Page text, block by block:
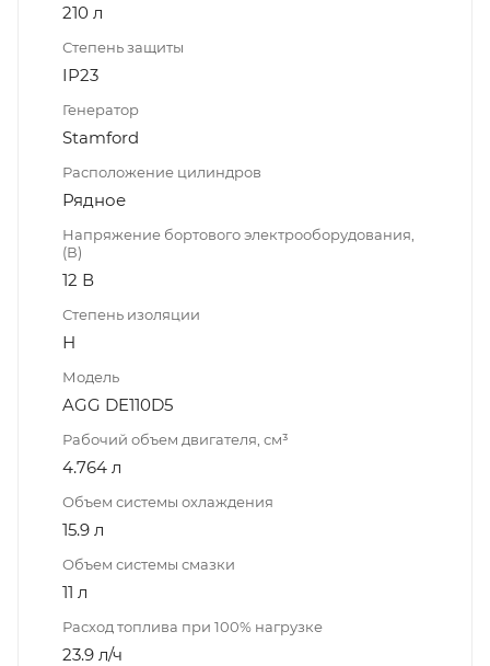
210 л
Степень защиты
IP23
Генератор
Stamford
Расположение цилиндров
Рядное
Напряжение бортового электрооборудования,
(В)
12 В
Степень изоляции
Н
Модель
AGG DE110D5
Рабочий объем двигателя, см³
4.764 л
Объем системы охлаждения
15.9 л
Объем системы смазки
11 л
Расход топлива при 100% нагрузке
23.9 л/ч